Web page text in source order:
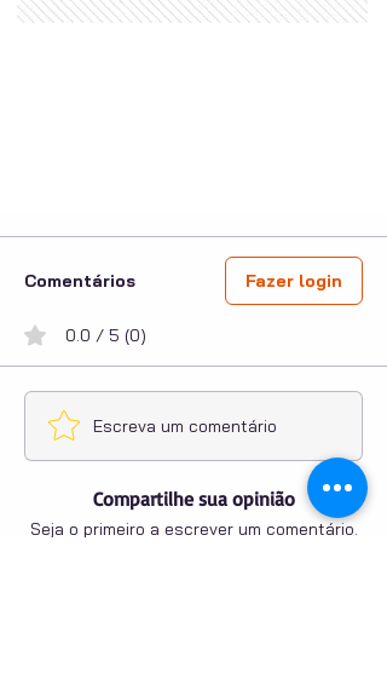
Comentários Fazer login
0.0 / 5 (0)
Escreva um comentário
Compartilhe sua opinião
Seja o primeiro a escrever um comentário.